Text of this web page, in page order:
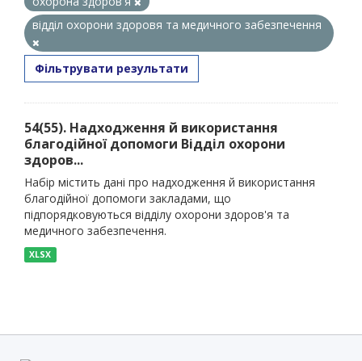
відділ охорони здоровя та медичного забезпечення
Фільтрувати результати
54(55). Надходження й використання
благодійної допомоги Відділ охорони
здоров...
Набір містить дані про надходження й використання
благодійної допомоги закладами, що
підпорядковуються відділу охорони здоров'я та
медичного забезпечення.
XLSX